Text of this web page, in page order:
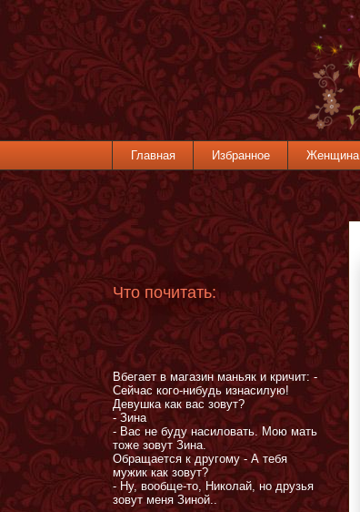
Главная Избранное Женщина
Что почитать:
Вбегает в магазин маньяк и кричит: -
Сейчас кого-нибудь изнасилую!
Девушка как вас зовут?
- Зина
- Вас не буду насиловать. Мою мать
тоже зовут Зина.
Обращается к другому - А тебя
мужик как зовут?
- Ну, вообще-то, Николай, но друзья
зовут меня Зиной..